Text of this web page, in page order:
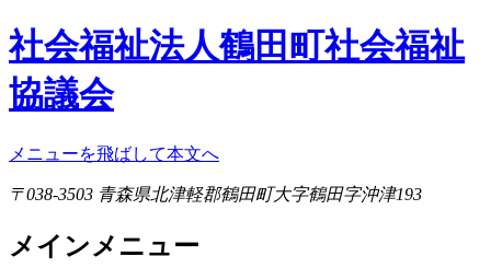
社会福祉法人鶴田町社会福祉
協議会
メニューを飛ばして本文へ
〒038-3503 青森県北津軽郡鶴田町大字鶴田字沖津193
メインメニュー